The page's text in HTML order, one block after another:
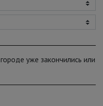
уже закончились или